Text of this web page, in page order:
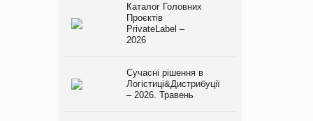
Каталог Головних
Проєктів
PrivateLabel –
2026
Сучасні рішення в
Логістиці&Дистрибуції
– 2026. Травень